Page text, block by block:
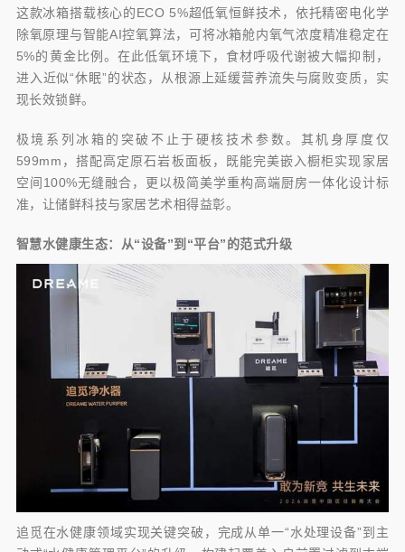
这款冰箱搭载核心的ECO 5%超低氧恒鲜技术，依托精密电化学
除氧原理与智能AI控氧算法，可将冰箱舱内氧气浓度精准稳定在
5%的黄金比例。在此低氧环境下，食材呼吸代谢被大幅抑制，
进入近似“休眠”的状态，从根源上延缓营养流失与腐败变质，实
现长效锁鲜。
极境系列冰箱的突破不止于硬核技术参数。其机身厚度仅
599mm，搭配高定原石岩板面板，既能完美嵌入橱柜实现家居
空间100%无缝融合，更以极简美学重构高端厨房一体化设计标
准，让储鲜科技与家居艺术相得益彰。
智慧水健康生态：从“设备”到“平台”的范式升级
追觅在水健康领域实现关键突破，完成从单一“水处理设备”到主